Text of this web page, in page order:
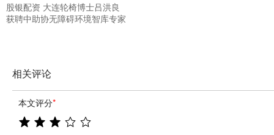
股银配资 大连轮椅博士吕洪良
获聘中助协无障碍环境智库专家
相关评论
本文评分*